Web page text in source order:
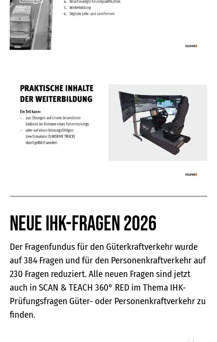
Neue IHK-Fragen 2026
Der Fragenfundus für den Güterkraftverkehr wurde
auf 384 Fragen und für den Personenkraftverkehr auf
230 Fragen reduziert. Alle neuen Fragen sind jetzt
auch in SCAN & TEACH 360° RED im Thema IHK-
Prüfungsfragen Güter- oder Personenkraftverkehr zu
finden.